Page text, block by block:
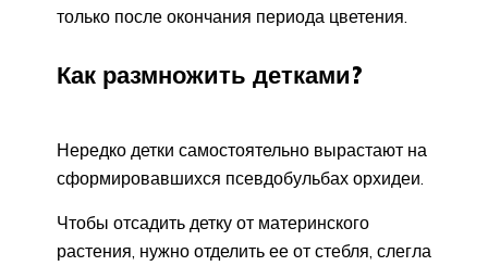
только после окончания периода цветения.
Как размножить детками?
Нередко детки самостоятельно вырастают на
сформировавшихся псевдобульбах орхидеи.
Чтобы отсадить детку от материнского
растения, нужно отделить ее от стебля, слегла